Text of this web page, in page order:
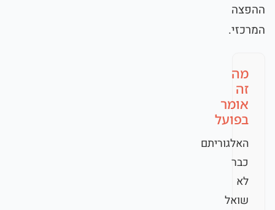
ההפצה
המרכזי.
מה
זה
אומר
בפועל
האלגוריתם
כבר
לא
שואל